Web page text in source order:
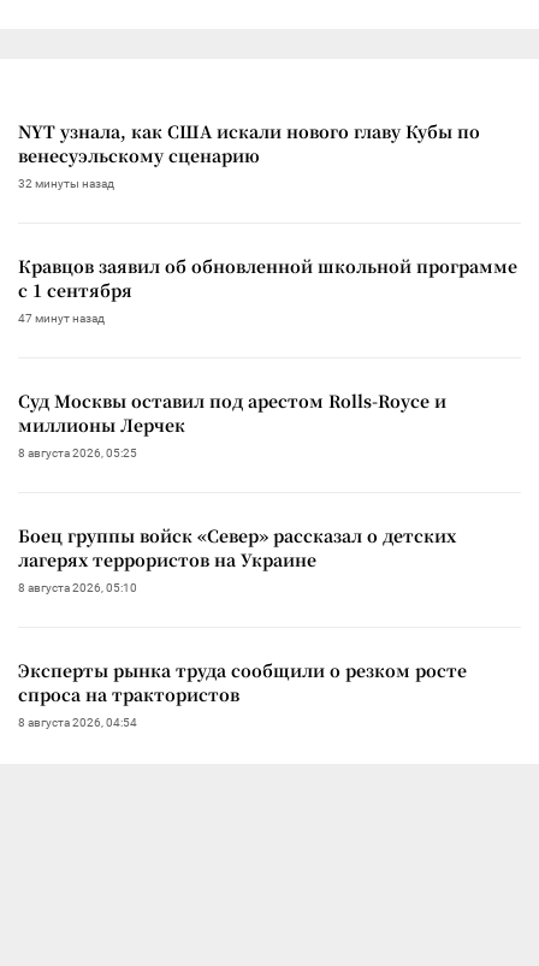
NYT узнала, как США искали нового главу Кубы по
венесуэльскому сценарию
32 минуты назад
Кравцов заявил об обновленной школьной программе
с 1 сентября
47 минут назад
Суд Москвы оставил под арестом Rolls-Royce и
миллионы Лерчек
8 августа 2026, 05:25
Боец группы войск «Север» рассказал о детских
лагерях террористов на Украине
8 августа 2026, 05:10
Эксперты рынка труда сообщили о резком росте
спроса на трактористов
8 августа 2026, 04:54